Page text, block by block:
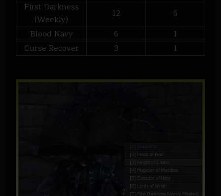
First Darkness
(Weekly)
12
6
Blood Navy
6
1
Curse Recover
3 1